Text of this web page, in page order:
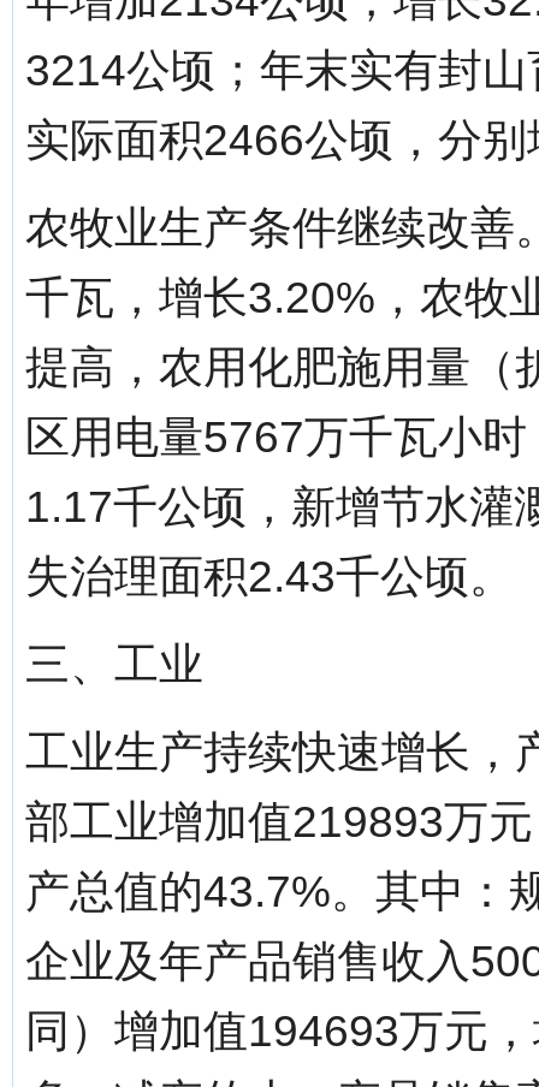
3214公顷；年末实有封
实际面积2466公顷，分
农牧业生产条件继续改善
千瓦，增长3.20%，农牧
提高，农用化肥施用量（
区用电量5767万千瓦小
1.17千公顷，新增节水灌
失治理面积2.43千公顷。
三、工业
工业生产持续快速增长，
部工业增加值219893万
产总值的43.7%。其中：
企业及年产品销售收入
同）增加值194693万元